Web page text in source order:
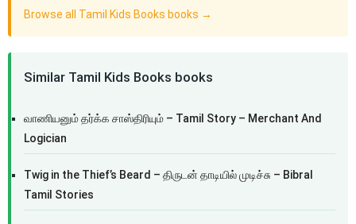
Browse all Tamil Kids Books books →
Similar Tamil Kids Books books
வாணியனும் தர்க்க சாஸ்திரியும் – Tamil Story – Merchant And
Logician
Twig in the Thief’s Beard – திருடன் தாடியில் முடிச்சு – Bibral
Tamil Stories